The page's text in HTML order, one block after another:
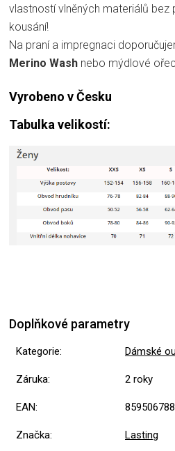
vlastností vlněných materiálů bez
kousání!
Na praní a impregnaci
Merino Wash nebo mýdlové
Vyrobeno v Česku
Tabulka velikostí:
Doplňkové parametry
Kategorie: Dámské
Záruka: 2 roky
EAN:
Značka: Lasting